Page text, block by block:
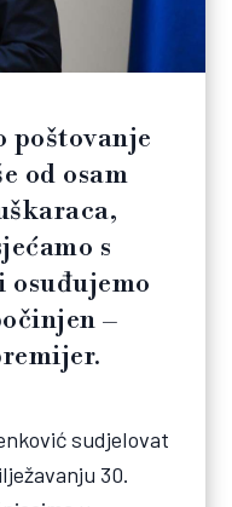
poštovanje
od osam
s
–
sudjelovat
30.